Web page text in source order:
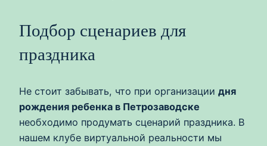
Подбор сценариев для
праздника
Не стоит забывать, что при организации дня
рождения ребенка в Петрозаводске
необходимо продумать сценарий праздника. В
нашем клубе виртуальной реальности мы